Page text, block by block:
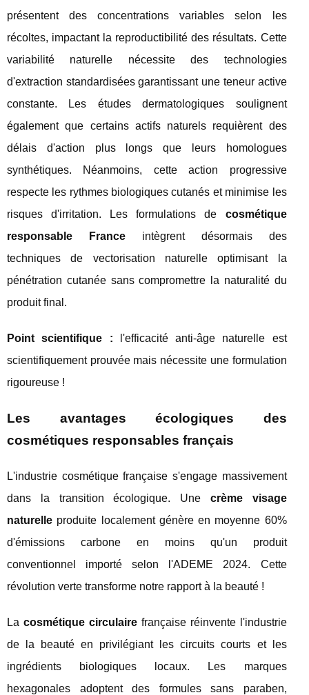
présentent des concentrations variables selon les
récoltes, impactant la reproductibilité des résultats. Cette
variabilité naturelle nécessite des technologies
d'extraction standardisées garantissant une teneur active
constante. Les études dermatologiques soulignent
également que certains actifs naturels requièrent des
délais d'action plus longs que leurs homologues
synthétiques. Néanmoins, cette action progressive
respecte les rythmes biologiques cutanés et minimise les
risques d'irritation. Les formulations de cosmétique
responsable Franceintègrent désormais des
techniques de vectorisation naturelle optimisant la
pénétration cutanée sans compromettre la naturalité du
produit final.
Point scientifique : l'efficacité anti-âge naturelle est
scientifiquement prouvée mais nécessite une formulation
rigoureuse !
Les avantages écologiques des
cosmétiques responsables français
L'industrie cosmétique française s'engage massivement
dans la transition écologique. Une crème visage
naturelle produite localement génère en moyenne 60%
d'émissions carbone en moins qu'un produit
conventionnel importé selon l'ADEME 2024. Cette
révolution verte transforme notre rapport à la beauté !
La cosmétique circulairefrançaise réinvente l'industrie
de la beauté en privilégiant les circuits courts et les
ingrédients biologiques locaux. Les marques
hexagonales adoptent des formules sans paraben,